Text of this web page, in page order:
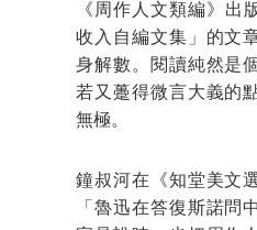
《周作人文類編》出
收入自編文集」的文
身解數。閱讀純然是
若又躉得微言大義的
無極。
鐘叔河在《知堂美文
「魯迅在答復斯諾問